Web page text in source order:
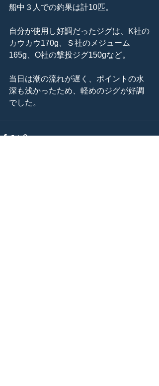
船中３人での釣果は計10匹。
自分が使用し好調だったジグは、K社の
カウカウ170g、Ｓ社のメジューム
165g、O社の撃投ジグ150gなど。
当日は潮の流れが遅く、ポイントの水
深も浅かったため、軽めのジグが好調
でした。